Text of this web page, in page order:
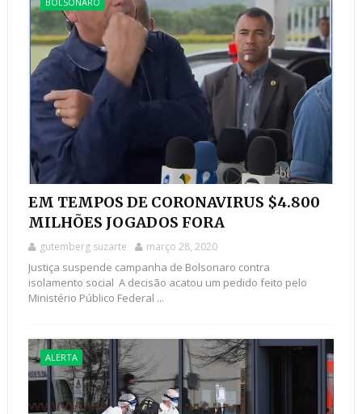
EM TEMPOS DE CORONAVIRUS $4.800
MILHÕES JOGADOS FORA
gutemberg suzarte março 28, 2020
Justiça suspende campanha de Bolsonaro contra
isolamento social A decisão acatou um pedido feito pelo
Ministério Público Federal ...
ALERTA